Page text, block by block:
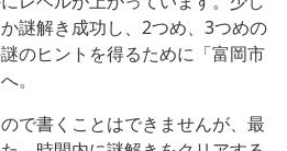
謎解き成功し、2つめ、3つめの
のヒントを得るために「富岡市
。
で書くことはできませんが、最